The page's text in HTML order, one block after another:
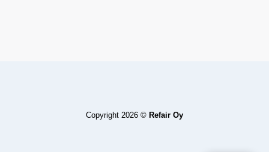
Copyright 2026 © Refair Oy